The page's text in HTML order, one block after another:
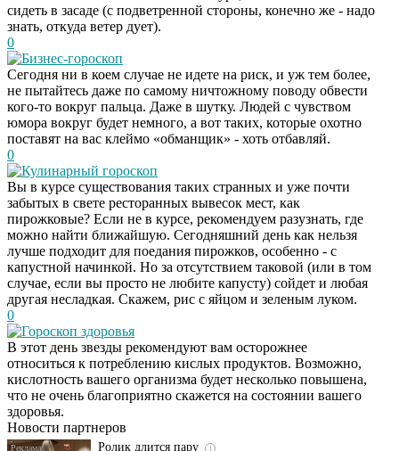
сидеть в засаде (с подветренной стороны, конечно же - надо
знать, откуда ветер дует).
0
Бизнес-гороскоп
Сегодня ни в коем случае не идете на риск, и уж тем более,
не пытайтесь даже по самому ничтожному поводу обвести
кого-то вокруг пальца. Даже в шутку. Людей с чувством
юмора вокруг будет немного, а вот таких, которые охотно
поставят на вас клеймо «обманщик» - хоть отбавляй.
0
Кулинарный гороскоп
Вы в курсе существования таких странных и уже почти
забытых в свете ресторанных вывесок мест, как
пирожковые? Если не в курсе, рекомендуем разузнать, где
можно найти ближайшую. Сегодняшний день как нельзя
лучше подходит для поедания пирожков, особенно - с
капустной начинкой. Но за отсутствием таковой (или в том
случае, если вы просто не любите капусту) сойдет и любая
другая несладкая. Скажем, рис с яйцом и зеленым луком.
0
Гороскоп здоровья
В этот день звезды рекомендуют вам осторожнее
относиться к потреблению кислых продуктов. Возможно,
кислотность вашего организма будет несколько повышена,
что не очень благоприятно скажется на состоянии вашего
здоровья.
Новости партнеров
i
Этот танец невесты
оставит вас без слов!
Пересмотрела 10 раз
i
Ролик длится пару